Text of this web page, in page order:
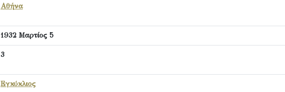
Αθήνα
1932 Μαρτίος 5
3
Εγκύκλιος